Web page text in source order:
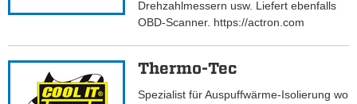
Drehzahlmessern usw. Liefert ebenfalls
OBD-Scanner. https://actron.com
Thermo-Tec
Spezialist für Auspuffwärme-Isolierung wo